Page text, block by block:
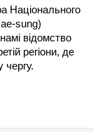
Національного
sung)
відомство
регіони, де
чергу.